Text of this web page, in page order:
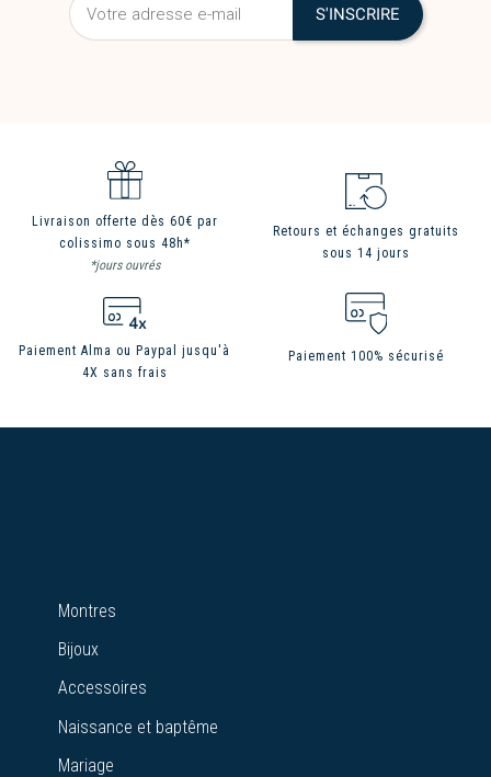
Livraison offerte dès 60€ par
colissimo sous 48h*
*jours ouvrés
Retours et échanges gratuits
sous 14 jours
Paiement Alma ou Paypal jusqu'à
4X sans frais
Paiement 100% sécurisé
Montres
Bijoux
Accessoires
Naissance et baptême
Mariage